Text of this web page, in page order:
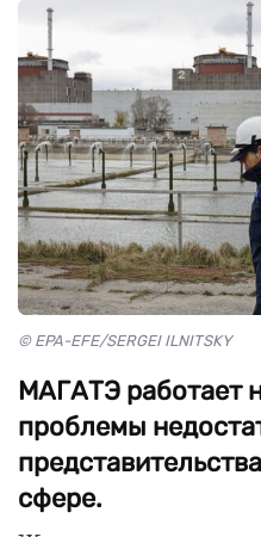
© EPA-EFE/SERGEI ILNITSKY
МАГАТЭ работает
проблемы
сфере.